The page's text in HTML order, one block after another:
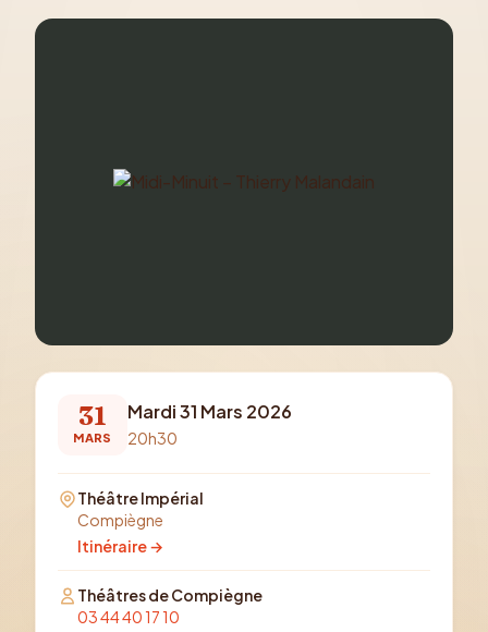
31
MARS
Mardi 31 Mars 2026
20h30
Théâtre Impérial
Compiègne
Itinéraire →
Théâtres de Compiègne
03 44 40 17 10